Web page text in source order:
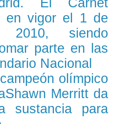
El Carnet
en vigor el 1 de
2010, siendo
parte en las
Nacional
olímpico
Merritt da
sustancia para